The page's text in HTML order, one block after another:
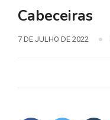
Cabeceiras
7 DE JULHO DE 2022